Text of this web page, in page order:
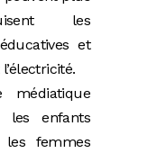
les
et
médiatique
les enfants
les femmes